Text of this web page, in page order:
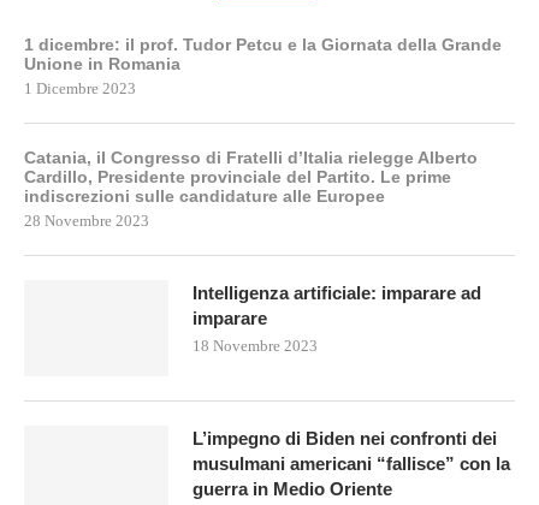
1 dicembre: il prof. Tudor Petcu e la Giornata della Grande
Unione in Romania
1 Dicembre 2023
Catania, il Congresso di Fratelli d’Italia rielegge Alberto
Cardillo, Presidente provinciale del Partito. Le prime
indiscrezioni sulle candidature alle Europee
28 Novembre 2023
Intelligenza artificiale: imparare ad
imparare
18 Novembre 2023
L’impegno di Biden nei confronti dei
musulmani americani “fallisce” con la
guerra in Medio Oriente